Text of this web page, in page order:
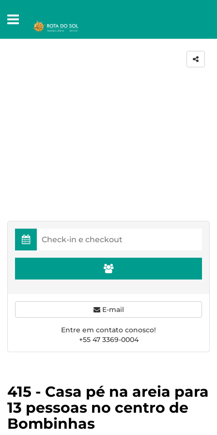
415 - Casa pé na areia para
13 pessoas no centro de
Bombinhas
E-mail
Entre em contato conosco!
+55 47 3369-0004